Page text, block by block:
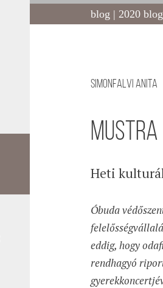
blog | 2020 blog
Simonfalvi Anita
MUSTRA
Heti
Óbuda
eddig, hogy
rendhagyó